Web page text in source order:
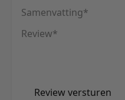
Samenvatting
Review
Review versturen